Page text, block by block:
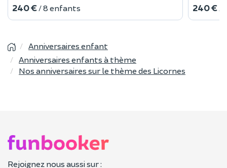
240 € / 8 enfants 240 €
Anniversaires enfant
Anniversaires enfants à thème
Nos anniversaires sur le thème des Licornes
Rejoignez nous aussi sur :